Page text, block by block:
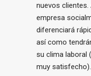
nuevos clientes.
empresa
diferenciará
así como
su clima laboral
muy satisfecho).